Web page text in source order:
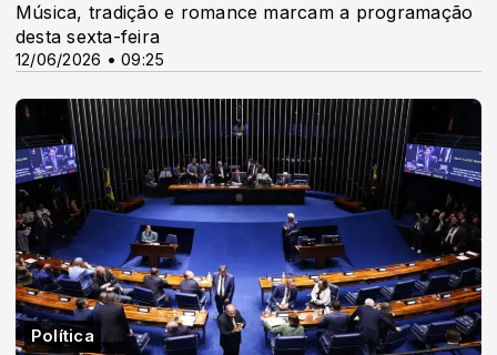
12/06/2026 • 09:25
Música, tradição e romance marcam a programação
desta sexta-feira
Política